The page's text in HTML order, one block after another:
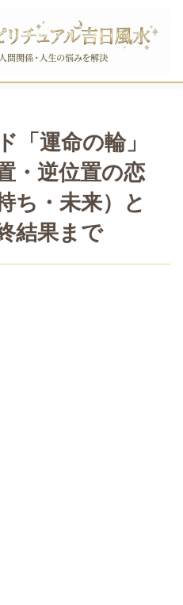
「運命の輪」
・逆位置の恋
ち・未来）と
結果まで